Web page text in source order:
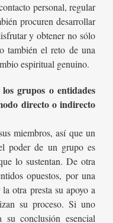
personal, regular
procuren desarrollar
y obtener no sólo
también el reto de una
espiritual genuino.
grupos o entidades
directo o indirecto
miembros, así que un
poder de un grupo es
lo sustentan. De otra
opuestos, por una
otra presta su apoyo a
su proceso. Si uno
su conclusión esencial